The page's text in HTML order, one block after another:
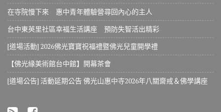
在寺院慢下來 惠中青年體驗營尋回內心的主人
台中東英里社區幸福生活講座 預防失智活出精彩
[道場活動] 2026佛光寶寶祝福禮暨佛光兒童開學禮
【佛光緣美術館台中館】開幕茶會
[道場公告] 活動延期公告 佛光山惠中寺2026年八關齋戒＆佛學講座